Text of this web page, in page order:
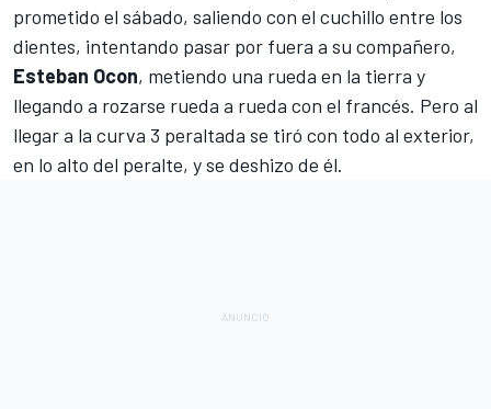
prometido el sábado, saliendo con el cuchillo entre los
dientes, intentando pasar por fuera a su compañero,
Esteban Ocon, metiendo una rueda en la tierra y
llegando a rozarse rueda a rueda con el francés. Pero al
llegar a la curva 3 peraltada se tiró con todo al exterior,
en lo alto del peralte, y se deshizo de él.